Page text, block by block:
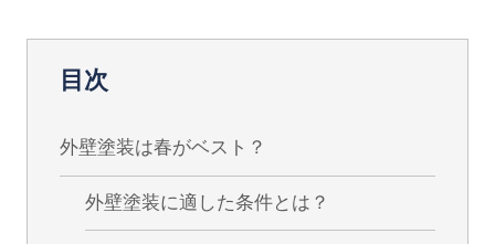
目次
外壁塗装は春がベスト？
外壁塗装に適した条件とは？